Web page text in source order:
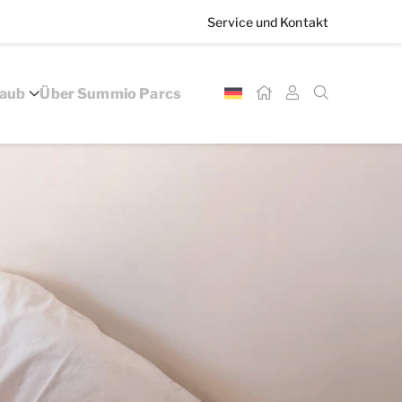
Service und Kontakt
Über Summio Parcs